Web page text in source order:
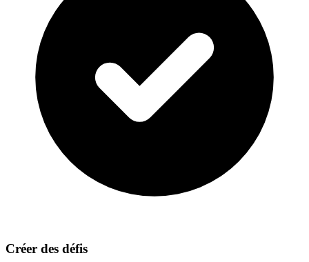
Créer des défis